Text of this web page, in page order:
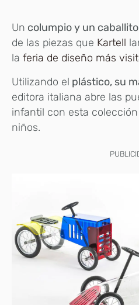
Un columpio y un caballito
de las piezas que Kartell
la feria de diseño más
Utilizando el plástico, su
editora italiana abre las
infantil con esta
niños.